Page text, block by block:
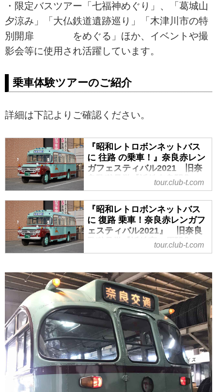
・限定バスツアー「七福神めぐり」、「葛城山
夕涼み」「大仏鉄道遺跡巡り」「木津川市の特
別開扉 をめぐる」ほか、イベントや撮
影会等に使用され活躍しています。
乗車体験ツアーのご紹介
詳細は下記よりご確認ください。
『昭和レトロボンネットバス
に 往路 の乗車！』奈良赤レン
ガフェスティバル2021 旧奈
良監獄見学【近鉄奈良駅集
合】｜クラブツーリズム
『昭和レトロボンネットバスに 往
路 の乗車！』奈良赤レンガフェス
ティバル2021 旧奈良監獄見学
います。ツアー・旅行のお申込な
tour.club-t.com
『昭和レトロボンネットバス
に 復路 乗車！奈良赤レンガフ
ェスティバル2021』 旧奈良
監獄見学【近鉄高の原駅集
合】｜クラブツーリズム
路 乗車！奈良赤レンガフェスティ
バル2021』 旧奈良監獄見学【近
鉄高の原駅集合】の紹介をしてい
ます。ツアー・旅行のお申込なら
クラブツーリズム。
tour.club-t.com